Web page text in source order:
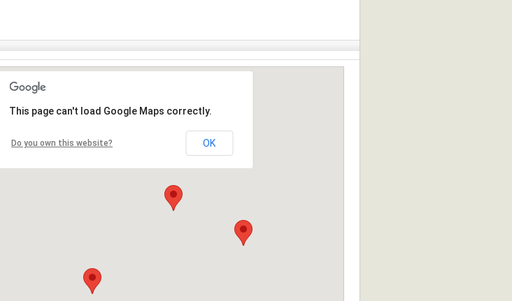
This page can't load Google Maps correctly.
Do you own this website? OK